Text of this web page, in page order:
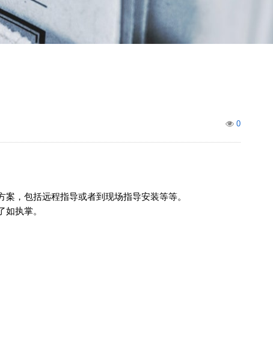
0
，包括远程指导或者到现场指导安装等等。
如执掌。